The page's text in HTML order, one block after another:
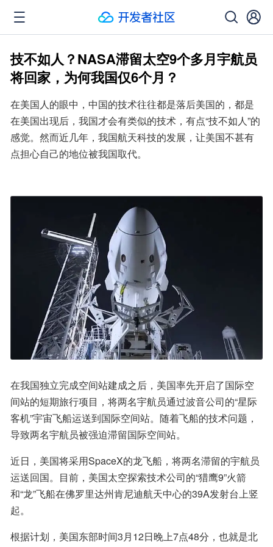
技不如人？NASA滞留太空9个多月宇航员
将回家，为何我国仅6个月？
在美国人的眼中，中国的技术往往都是落后美国的，都是
在美国出现后，我国才会有类似的技术，有点“技不如人”的
感觉。然而近几年，我国航天科技的发展，让美国不甚有
点担心自己的地位被我国取代。
在我国独立完成空间站建成之后，美国率先开启了国际空
间站的短期旅行项目，将两名宇航员通过波音公司的“星际
客机”宇宙飞船运送到国际空间站。随着飞船的技术问题，
导致两名宇航员被强迫滞留国际空间站。
近日，美国将采用SpaceX的龙飞船，将两名滞留的宇航员
运送回国。目前，美国太空探索技术公司的“猎鹰9”火箭
和“龙”飞船在佛罗里达州肯尼迪航天中心的39A发射台上竖
起。
根据计划，美国东部时间3月12日晚上7点48分，也就是北